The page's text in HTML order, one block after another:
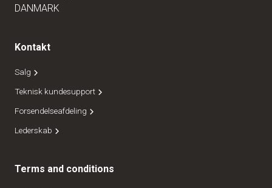
DANMARK
Kontakt
Salg
Teknisk kundesupport
Forsendelseafdeling
Lederskab
Terms and conditions